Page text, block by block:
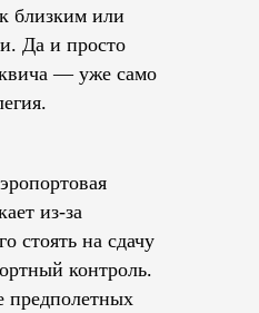
близким или
Да и просто
— уже само
из-за
стоять на сдачу
контроль.
предполетных